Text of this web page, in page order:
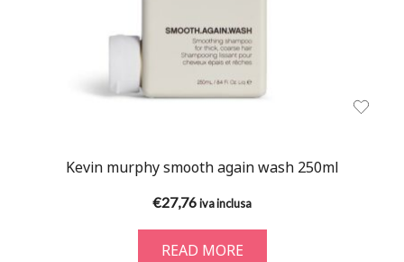
Kevin murphy smooth again wash 250ml
€27,76iva inclusa
READ MORE